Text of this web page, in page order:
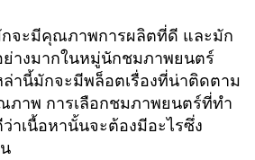
จะมีคุณภาพการผลิตที่ดี และมัก
างมากในหมู่นักชมภาพยนตร์
านี้มักจะมีพล็อตเรื่องที่น่าติดตาม
าพ การเลือกชมภาพยนตร์ที่ทำ
าเนื้อหานั้นจะต้องมีอะไรซึ่ง